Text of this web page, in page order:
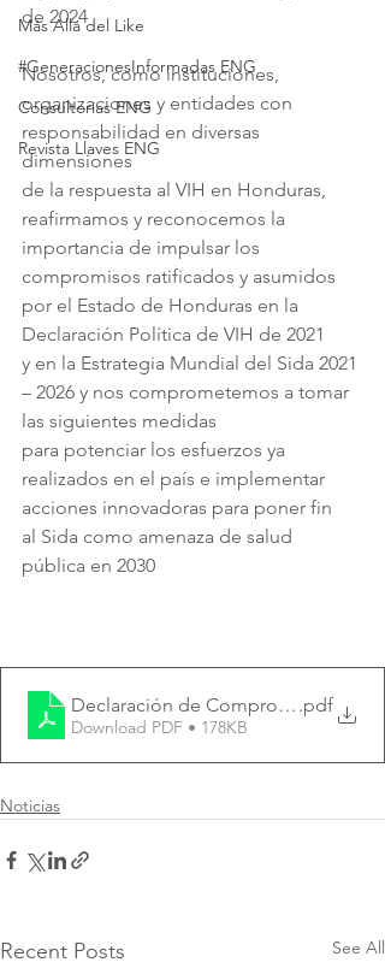
Más Allá del Like
#GeneracionesInformadas ENG
Consultorias ENG
Revista Llaves ENG
de 2024
Nosotros, como instituciones,
organizaciones y entidades con
responsabilidad en diversas
dimensiones
de la respuesta al VIH en Honduras,
reafirmamos y reconocemos la
importancia de impulsar los
compromisos ratificados y asumidos
por el Estado de Honduras en la
Declaración Política de VIH de 2021
y en la Estrategia Mundial del Sida 2021
– 2026 y nos comprometemos a tomar
las siguientes medidas
para potenciar los esfuerzos ya
realizados en el país e implementar
acciones innovadoras para poner fin
al Sida como amenaza de salud
pública en 2030
Declaración de Compromiso (1)
.pdf
Download PDF • 178KB
Noticias
Recent Posts See All